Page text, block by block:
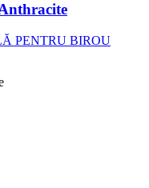
PENTRU BIROU